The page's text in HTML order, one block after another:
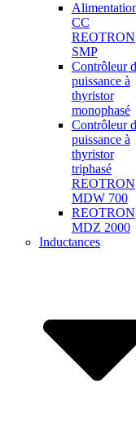
CC
REOTRON
SMP
Contrôleur
puissance à
thyristor
monophasé
Contrôleur
puissance à
thyristor
triphasé
REOTRON
MDW 700
REOTRON
MDZ 2000
Inductances